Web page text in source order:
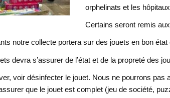
orphelinats et les
Certains seront remis
notre collecte portera sur des jouets en bon état
devra s’assurer de l’état et de la propreté des
voir désinfecter le jouet. Nous ne pourrons pas
que le jouet est complet (jeu de société,